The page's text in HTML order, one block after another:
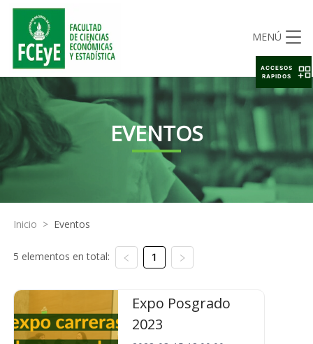
MENÚ
EVENTOS
Inicio > Eventos
5 elementos en total: 1
Expo Posgrado
2023
ACCESOS
RAPIDOS